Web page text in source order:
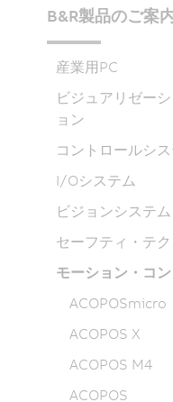
B&R製品のご案
産業用PC
ビジュアリゼー
ョン
コントロールシ
I/Oシステム
ビジョンシステム
セーフティ・テ
モーション・コ
ACOPOSmicro
ACOPOS X
ACOPOS M4
ACOPOS